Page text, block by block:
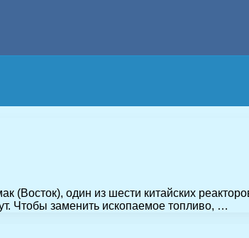
один из шести китайских
Чтобы заменить ископаемое топливо, …